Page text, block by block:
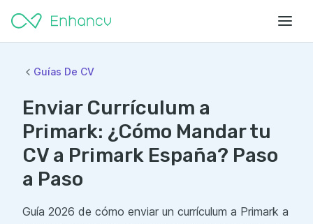
Guías De CV
Enviar Currículum a
Primark: ¿Cómo Mandar tu
CV a Primark España? Paso
a Paso
Guía 2026 de cómo enviar un currículum a Primark a